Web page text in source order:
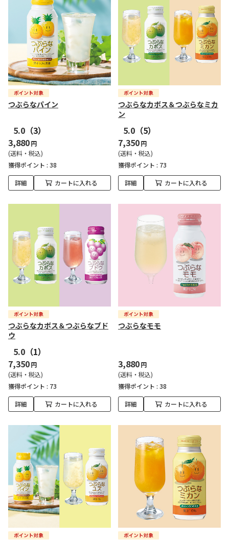
つぶらなパイン
5.0 （3）
3,880円
(送料・税込)
獲得ポイント : 38
詳細 カートに入れる
つぶらなカボス＆つぶらなミカ
ン
5.0 （5）
7,350円
(送料・税込)
獲得ポイント : 73
詳細 カートに入れる
つぶらなカボス＆つぶらなブド
ウ
5.0 （1）
7,350円
(送料・税込)
獲得ポイント : 73
詳細 カートに入れる
つぶらなモモ
3,880円
(送料・税込)
獲得ポイント : 38
詳細 カートに入れる